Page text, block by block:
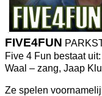
FIVE4FUN
Five 4 Fun bestaat
Waal – zang, Jaap
Ze spelen